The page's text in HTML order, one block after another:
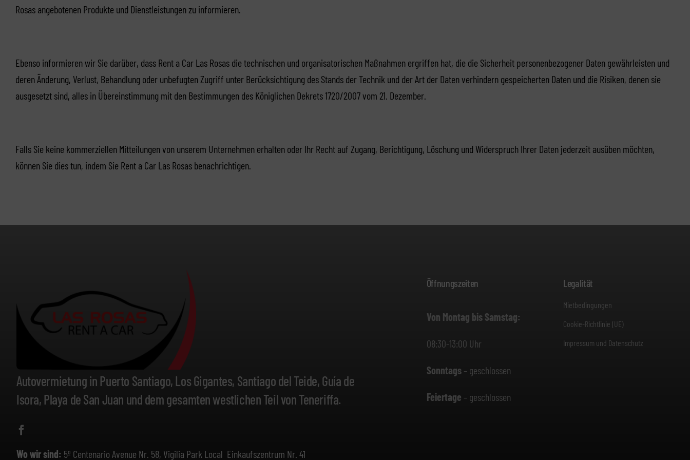
Rosas angebotenen Produkte und Dienstleistungen zu informieren.
Ebenso informieren wir Sie darüber, dass Rent a Car Las Rosas die technischen und organisatorischen Maßnahmen ergriffen hat, die die Sicherheit personenbezogener Daten gewährleisten und
deren Änderung, Verlust, Behandlung oder unbefugten Zugriff unter Berücksichtigung des Stands der Technik und der Art der Daten verhindern gespeicherten Daten und die Risiken, denen sie
ausgesetzt sind, alles in Übereinstimmung mit den Bestimmungen des Königlichen Dekrets 1720/2007 vom 21. Dezember.
Falls Sie keine kommerziellen Mitteilungen von unserem Unternehmen erhalten oder Ihr Recht auf Zugang, Berichtigung, Löschung und Widerspruch Ihrer Daten jederzeit ausüben möchten,
können Sie dies tun, indem Sie Rent a Car Las Rosas benachrichtigen.
Autovermietung in Puerto Santiago, Los Gigantes, Santiago del Teide, Guía de
Isora, Playa de San Juan und dem gesamten westlichen Teil von Teneriffa.
Wo wir sind: 5º Centenario Avenue Nr. 58, Vigilia Park Local Einkaufszentrum Nr. 41
Öffnungszeiten
Von Montag bis Samstag:
08:30-13:00 Uhr
Sonntags– geschlossen
Feiertage – geschlossen
Legalität
Mietbedingungen
Cookie-Richtlinie (UE)
Impressum und Datenschutz